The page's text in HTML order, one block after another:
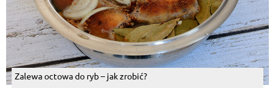
Zalewa octowa do ryb – jak zrobić?